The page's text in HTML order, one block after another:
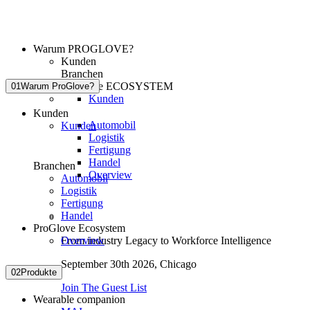
Warum PROGLOVE?
Kunden
Branchen
ProGlove ECOSYSTEM
Kunden
Automobil
Logistik
Fertigung
Handel
Overview
From industry Legacy to Workforce Intelligence
September 30th 2026, Chicago
Join The Guest List
01 Warum ProGlove?
Kunden
Kunden
Branchen
Automobil
Logistik
Fertigung
Handel
ProGlove Ecosystem
Overview
02Produkte
Wearable companion